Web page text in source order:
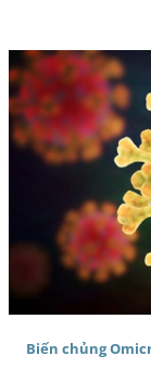
Biến chủng